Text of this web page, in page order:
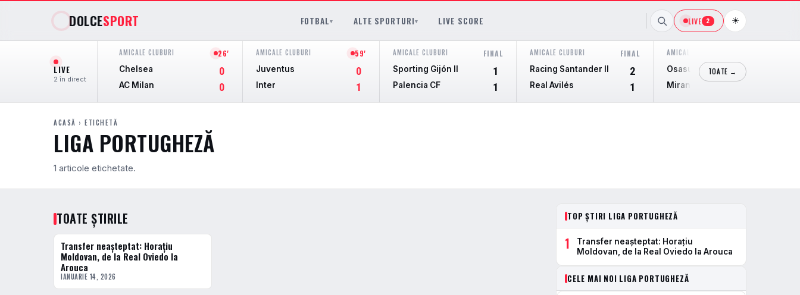
DOLCESPORT FOTBAL▾ ALTE SPORTURI▾ LIVE SCORE LIVE 2 ☀
LIVE
2 în direct
AMICALE CLUBURI 68'
Chelsea 0
AC Milan 0
AMICALE CLUBURI 59'
Juventus 0
Inter 1
AMICALE CLUBURI FINAL
Sporting Gijón II 1
Palencia CF 1
AMICALE CLUBURI FINAL
Racing Santander II 2
Real Avilés 1
AMICALE CLUBURI
Osasuna II
Mirandes
TOATE →
ACASĂ › ETICHETĂ
LIGA PORTUGHEZĂ
1 articole etichetate.
TOATE ȘTIRILE
FOTBAL INTERN
Transfer neașteptat: Horațiu
Moldovan, de la Real Oviedo la
Arouca
IANUARIE 14, 2026
TOP ȘTIRI LIGA PORTUGHEZĂ
1
Transfer neașteptat: Horațiu
Moldovan, de la Real Oviedo la Arouca
CELE MAI NOI LIGA PORTUGHEZĂ